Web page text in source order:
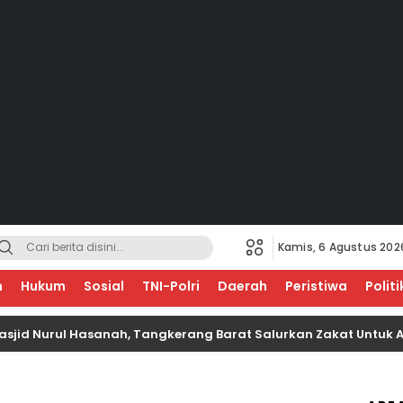
Kamis, 6 Agustus
Hukum Sosial TNI-Polri Daerah Peristiwa
Hasanah, Tangkerang Barat Salurkan Zakat Untuk Anak